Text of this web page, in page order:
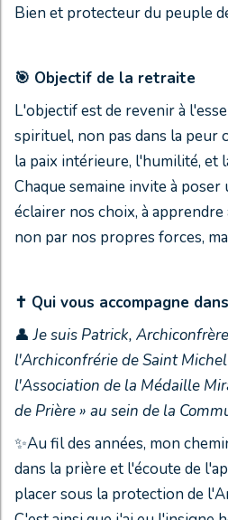
Bien et protecteur du peuple
🎯 Objectif de la retraite
L'objectif est de revenir à
spirituel, non pas dans la peur
la paix intérieure, l'humilité, et
Chaque semaine invite à poser
éclairer nos choix, à
non par nos propres forces,
✝️ Qui vous accompagne
👤 Je suis Patrick,
l'Archiconfrérie de Saint
l'Association de la Médaille
de Prière» au sein de la
✨Au fil des années, mon
dans la prière et l'écoute de
placer sous la protection de